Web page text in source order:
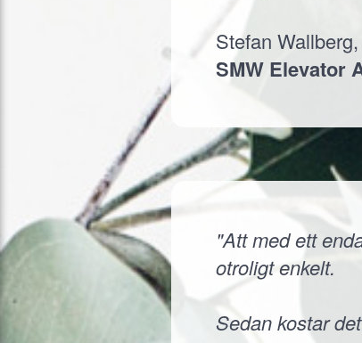
Stefan
SMW Elevator
"Att med ett
otroligt enkelt.
Sedan kostar